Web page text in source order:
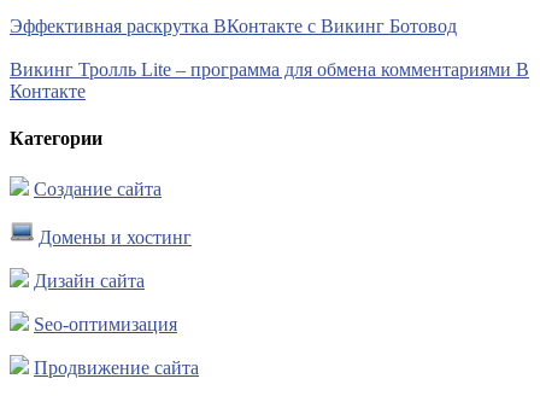
Эффективная раскрутка ВКонтакте с Викинг Ботовод
Викинг Тролль Lite – программа для обмена комментариями В
Контакте
Категории
Создание сайта
Домены и хостинг
Дизайн сайта
Seo-оптимизация
Продвижение сайта